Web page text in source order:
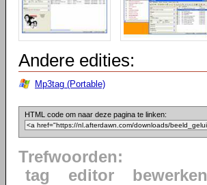
Andere edities:
Mp3tag (Portable)
HTML code om naar deze pagina te linken:
Trefwoorden:
tag
editor bewerken